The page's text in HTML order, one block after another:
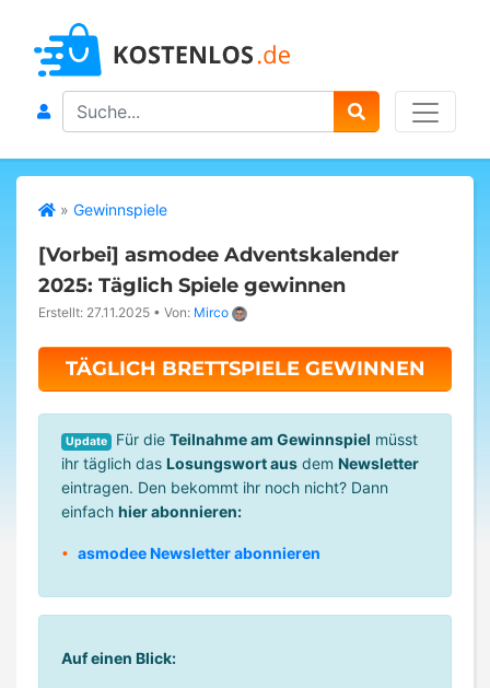
Search
» Gewinnspiele
[Vorbei] asmodee Adventskalender
2025: Täglich Spiele gewinnen
Erstellt: 27.11.2025 • Von: Mirco
TÄGLICH BRETTSPIELE GEWINNEN
Update Für dieTeilnahme am Gewinnspiel müsst
ihr täglich das Losungswort aus dem Newsletter
eintragen. Den bekommt ihr noch nicht? Dann
einfach hier abonnieren:
asmodee Newsletter abonnieren
Auf einen Blick: